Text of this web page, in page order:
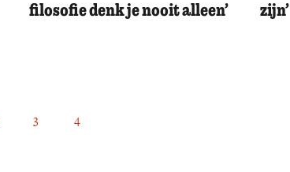
filosofie denk je nooit alleen’
zijn’
3 4